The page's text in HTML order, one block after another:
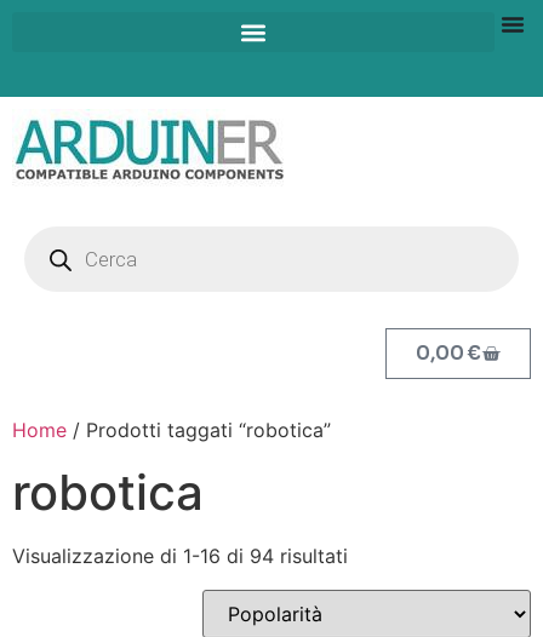
0,00€
Home / Prodotti taggati “robotica”
robotica
Visualizzazione di 1-16 di 94 risultati